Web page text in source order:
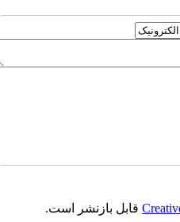
قابل بازنشر است.